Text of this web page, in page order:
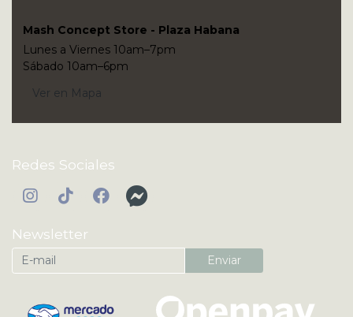
Mash Concept Store - Plaza Habana
Lunes a Viernes 10am–7pm
Sábado 10am–6pm
Ver en Mapa
Redes Sociales
Newsletter
Enviar